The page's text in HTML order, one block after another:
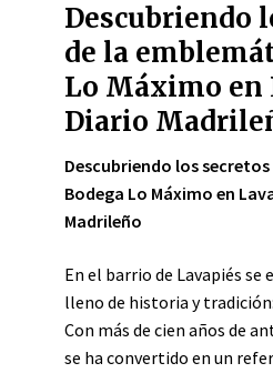
Descubriendo
de la
Lo Máximo en
Diario
Descubriendo los
Bodega Lo Máximo en
Madrileño
En el barrio de Lavapiés se
lleno de historia y tradición:
Con más de cien años de
se ha convertido en un